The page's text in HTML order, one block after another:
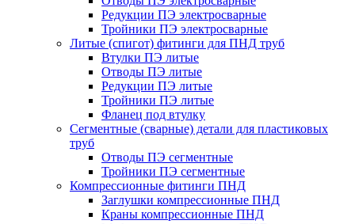
Редукции ПЭ электросварные
Тройники ПЭ электросварные
Литые (спигот) фитинги для ПНД труб
Втулки ПЭ литые
Отводы ПЭ литые
Редукции ПЭ литые
Тройники ПЭ литые
Фланец под втулку
Сегментные (сварные) детали для пластиковых
труб
Отводы ПЭ сегментные
Тройники ПЭ сегментные
Компрессионные фитинги ПНД
Заглушки компрессионные ПНД
Краны компрессионные ПНД